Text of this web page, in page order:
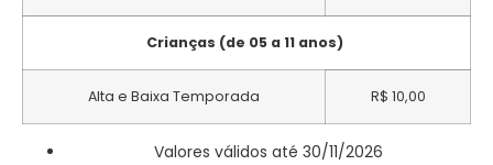
Crianças (de 05 a 11 anos)
Alta e Baixa Temporada R$ 10,00
Valores válidos até 30/11/2026